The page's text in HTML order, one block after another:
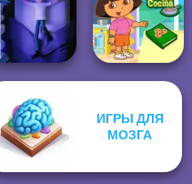
Dreams
Dora Cooking in
la Cucina
ИГРЫ ДЛЯ
МОЗГА